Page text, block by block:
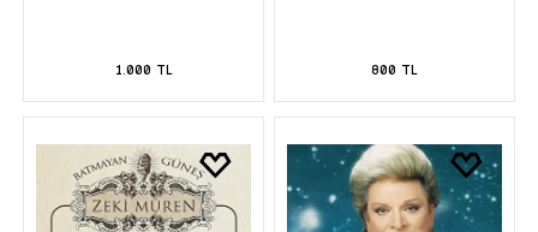
1.000 TL 800 TL